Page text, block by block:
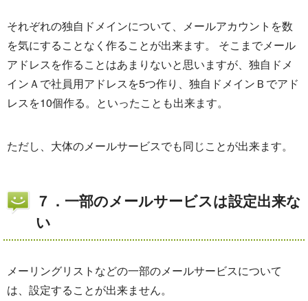
それぞれの独自ドメインについて、メールアカウントを数
を気にすることなく作ることが出来ます。 そこまでメール
アドレスを作ることはあまりないと思いますが、独自ドメ
インＡで社員用アドレスを5つ作り、独自ドメインＢでアド
レスを10個作る。といったことも出来ます。
ただし、大体のメールサービスでも同じことが出来ます。
７．一部のメールサービスは設定出来な
い
メーリングリストなどの一部のメールサービスについて
は、設定することが出来ません。